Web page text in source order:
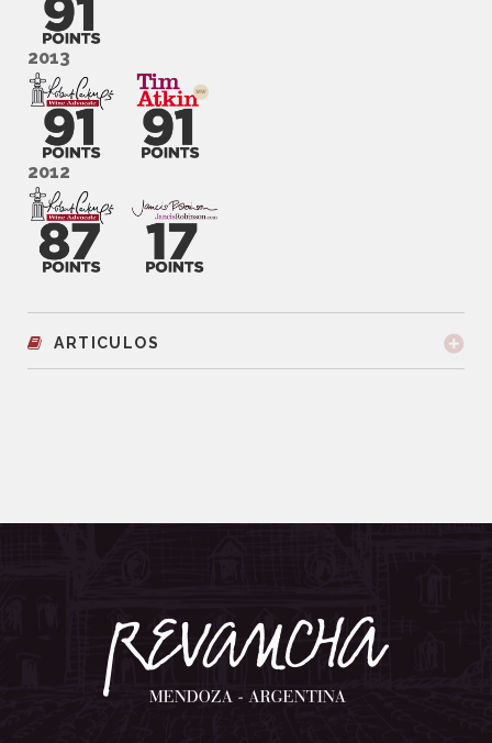
2013
2012
ARTICULOS